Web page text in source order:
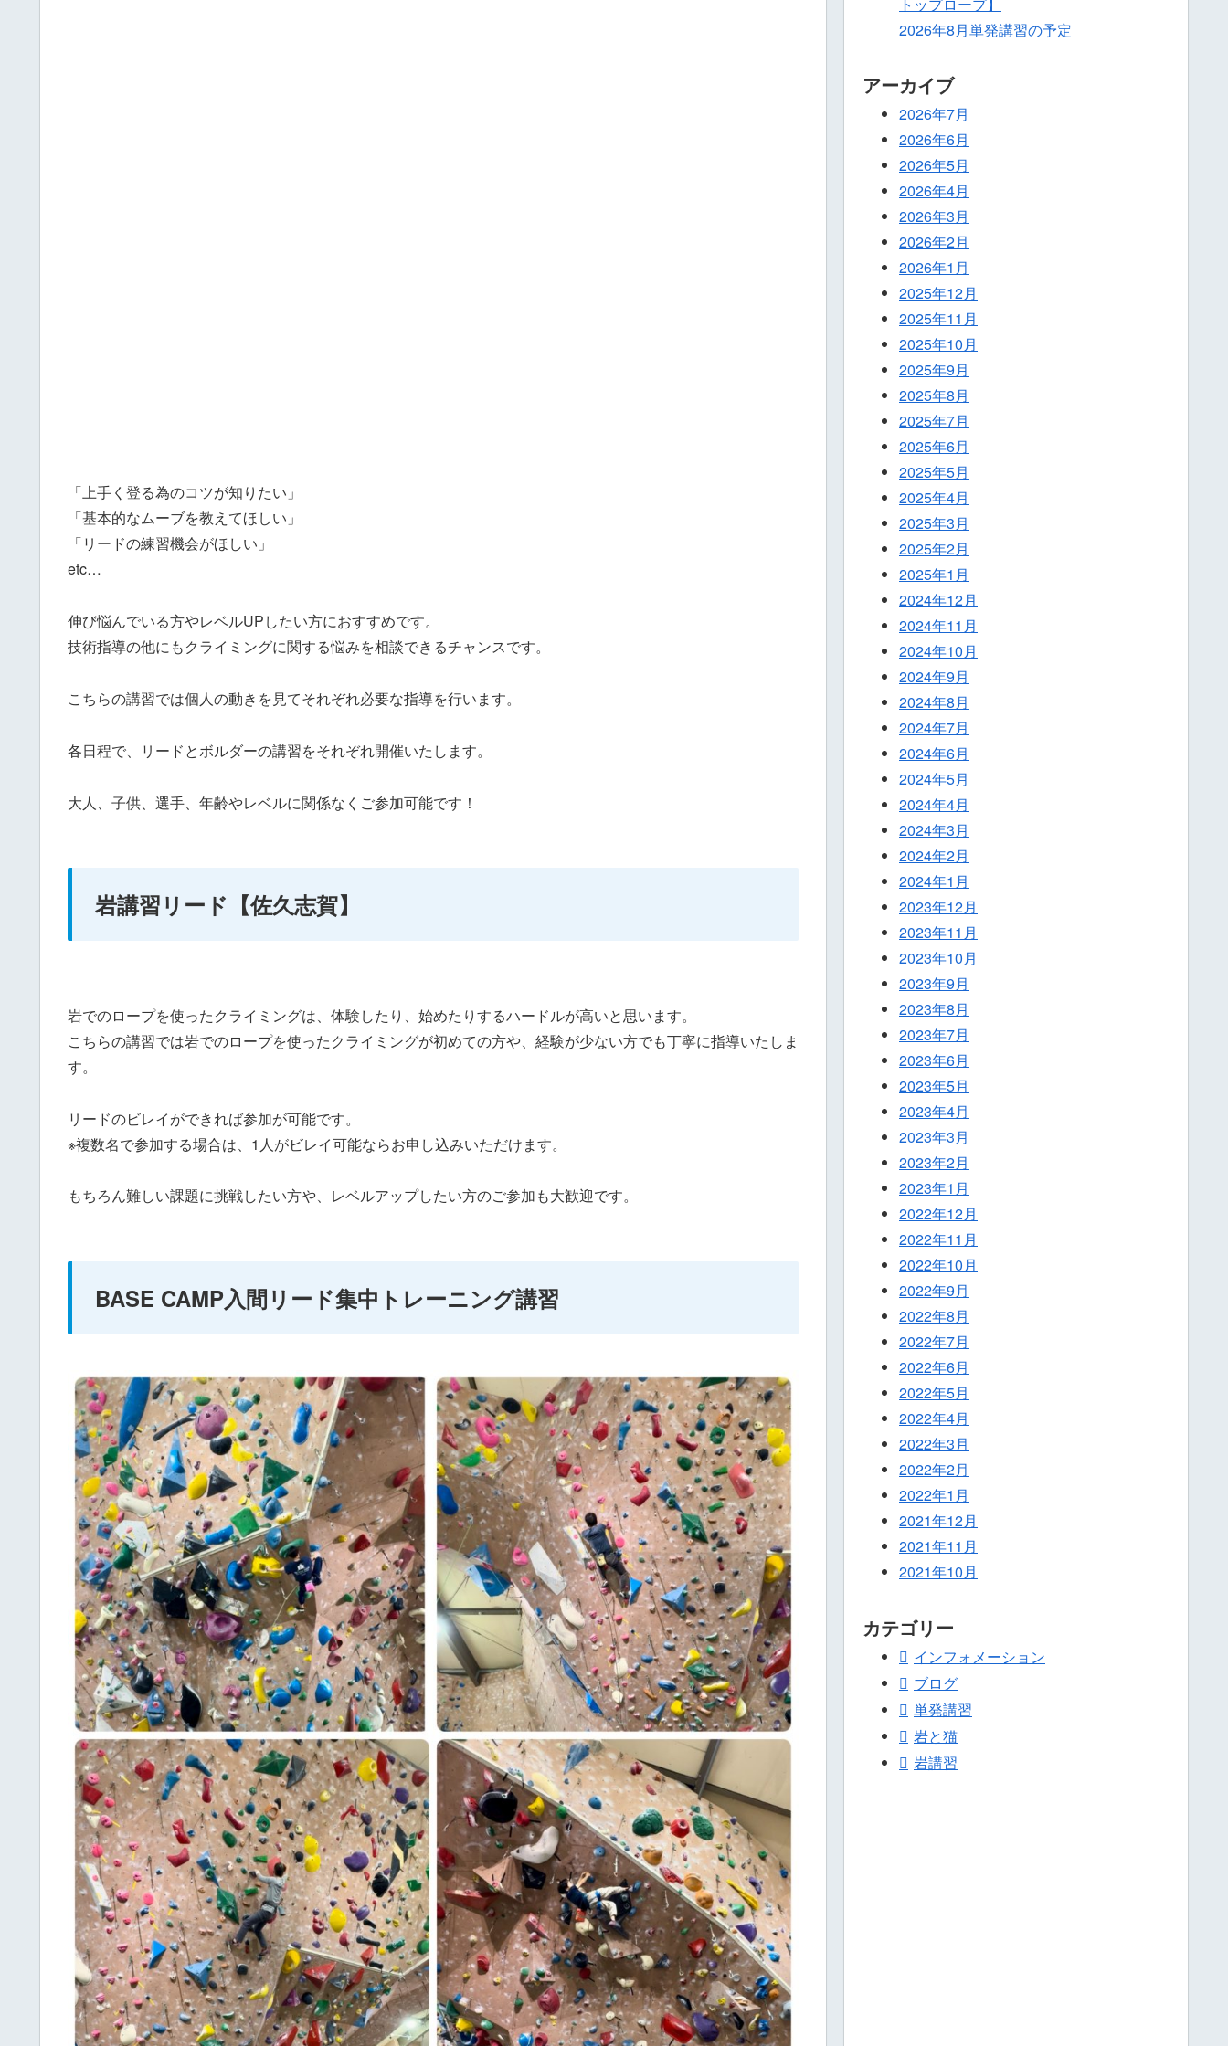
「上手く登る為のコツが知りたい」
「基本的なムーブを教えてほしい」
「リードの練習機会がほしい」
etc…
伸び悩んでいる方やレベルUPしたい方におすすめです。
技術指導の他にもクライミングに関する悩みを相談できるチャンスです。
こちらの講習では個人の動きを見てそれぞれ必要な指導を行います。
各日程で、リードとボルダーの講習をそれぞれ開催いたします。
大人、子供、選手、年齢やレベルに関係なくご参加可能です！
岩講習リード【佐久志賀】
岩でのロープを使ったクライミングは、体験したり、始めたりするハードルが高いと思います。
こちらの講習では岩でのロープを使ったクライミングが初めての方や、経験が少ない方でも丁寧に指導いたしま
す。
リードのビレイができれば参加が可能です。
※複数名で参加する場合は、1人がビレイ可能ならお申し込みいただけます。
もちろん難しい課題に挑戦したい方や、レベルアップしたい方のご参加も大歓迎です。
BASE CAMP入間リード集中トレーニング講習
2026年8月単発講習の予定
アーカイブ
2026年7月
2026年6月
2026年5月
2026年4月
2026年3月
2026年2月
2026年1月
2025年12月
2025年11月
2025年10月
2025年9月
2025年8月
2025年7月
2025年6月
2025年5月
2025年4月
2025年3月
2025年2月
2025年1月
2024年12月
2024年11月
2024年10月
2024年9月
2024年8月
2024年7月
2024年6月
2024年5月
2024年4月
2024年3月
2024年2月
2024年1月
2023年12月
2023年11月
2023年10月
2023年9月
2023年8月
2023年7月
2023年6月
2023年5月
2023年4月
2023年3月
2023年2月
2023年1月
2022年12月
2022年11月
2022年10月
2022年9月
2022年8月
2022年7月
2022年6月
2022年5月
2022年4月
2022年3月
2022年2月
2022年1月
2021年12月
2021年11月
2021年10月
カテゴリー
インフォメーション
ブログ
単発講習
岩と猫
岩講習